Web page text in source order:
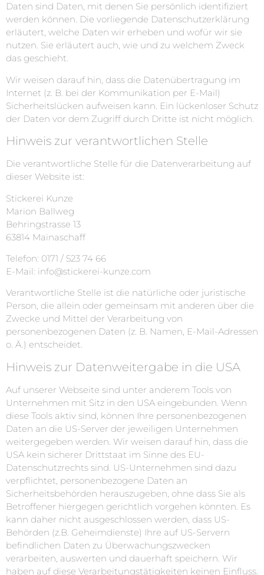
Daten sind Daten, mit denen Sie persönlich identifiziert
werden können. Die vorliegende Datenschutzerklärung
erläutert, welche Daten wir erheben und wofür wir sie
nutzen. Sie erläutert auch, wie und zu welchem Zweck
das geschieht.
Wir weisen darauf hin, dass die Datenübertragung im
Internet (z. B. bei der Kommunikation per E-Mail)
Sicherheitslücken aufweisen kann. Ein lückenloser Schutz
der Daten vor dem Zugriff durch Dritte ist nicht möglich.
Hinweis zur verantwortlichen Stelle
Die verantwortliche Stelle für die Datenverarbeitung auf
dieser Website ist:
Stickerei Kunze
Marion Ballweg
Behringstrasse 13
63814 Mainaschaff
Telefon: 0171 / 523 74 66
E-Mail: info@stickerei-kunze.com
Verantwortliche Stelle ist die natürliche oder juristische
Person, die allein oder gemeinsam mit anderen über die
Zwecke und Mittel der Verarbeitung von
personenbezogenen Daten (z. B. Namen, E-Mail-Adressen
o. Ä.) entscheidet.
Hinweis zur Datenweitergabe in die USA
Auf unserer Webseite sind unter anderem Tools von
Unternehmen mit Sitz in den USA eingebunden. Wenn
diese Tools aktiv sind, können Ihre personenbezogenen
Daten an die US-Server der jeweiligen Unternehmen
weitergegeben werden. Wir weisen darauf hin, dass die
USA kein sicherer Drittstaat im Sinne des EU-
Datenschutzrechts sind. US-Unternehmen sind dazu
verpflichtet, personenbezogene Daten an
Sicherheitsbehörden herauszugeben, ohne dass Sie als
Betroffener hiergegen gerichtlich vorgehen könnten. Es
kann daher nicht ausgeschlossen werden, dass US-
Behörden (z.B. Geheimdienste) Ihre auf US-Servern
befindlichen Daten zu Überwachungszwecken
verarbeiten, auswerten und dauerhaft speichern. Wir
haben auf diese Verarbeitungstätigkeiten keinen Einfluss.